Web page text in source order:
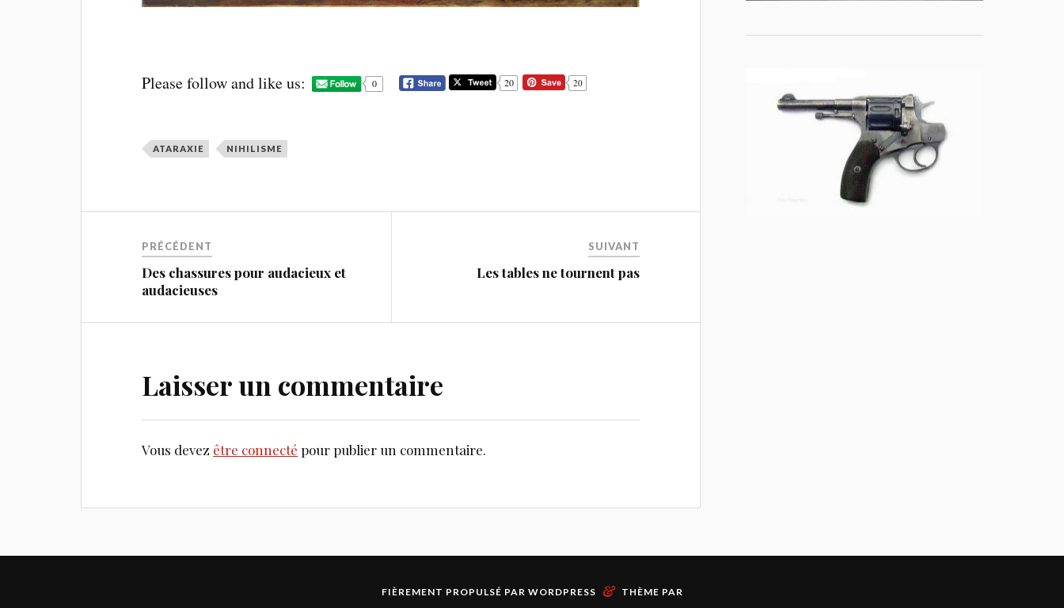
Please follow and like us: 0 20 20
ATARAXIE NIHILISME
PRÉCÉDENT
Des chassures pour audacieux et
audacieuses
SUIVANT
Les tables ne tournent pas
Laisser un commentaire
Vous devez être connecté pour publier un commentaire.
FIÈREMENT PROPULSÉ PAR WORDPRESS & THÈME PAR